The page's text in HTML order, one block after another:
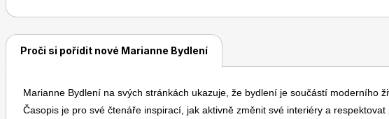
Proči si pořídit nové Marianne Bydlení
Marianne Bydlení na svých stránkách ukazuje, že bydlení je součástí moderního
Časopis je pro své čtenáře inspirací, jak aktivně změnit své interiéry a